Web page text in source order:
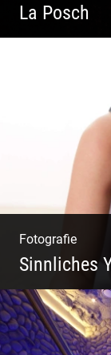
La Posch
Kuschelige
Luxuriöse
Fotografie
Sinnliches
Tantrisches
Sinnlichkeit